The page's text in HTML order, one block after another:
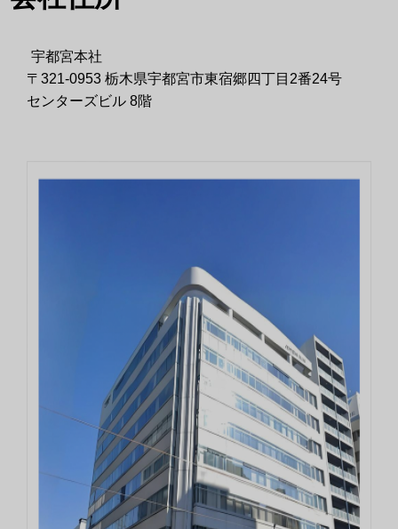
宇都宮本社
〒321-0953 栃木県宇都宮市東宿郷四丁目2番24号
センターズビル 8階